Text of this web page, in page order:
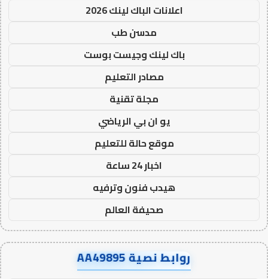
اعلانات الباك لينك 2026
مدسن طب
باك لينك وجيست بوست
مصادر التعليم
مجلة تقنية
يو ان بي الرياضي
موقع حالة للتعليم
اخبار 24 ساعة
هيدب فنون وترفيه
صحيفة العالم
روابط نصية AA49895